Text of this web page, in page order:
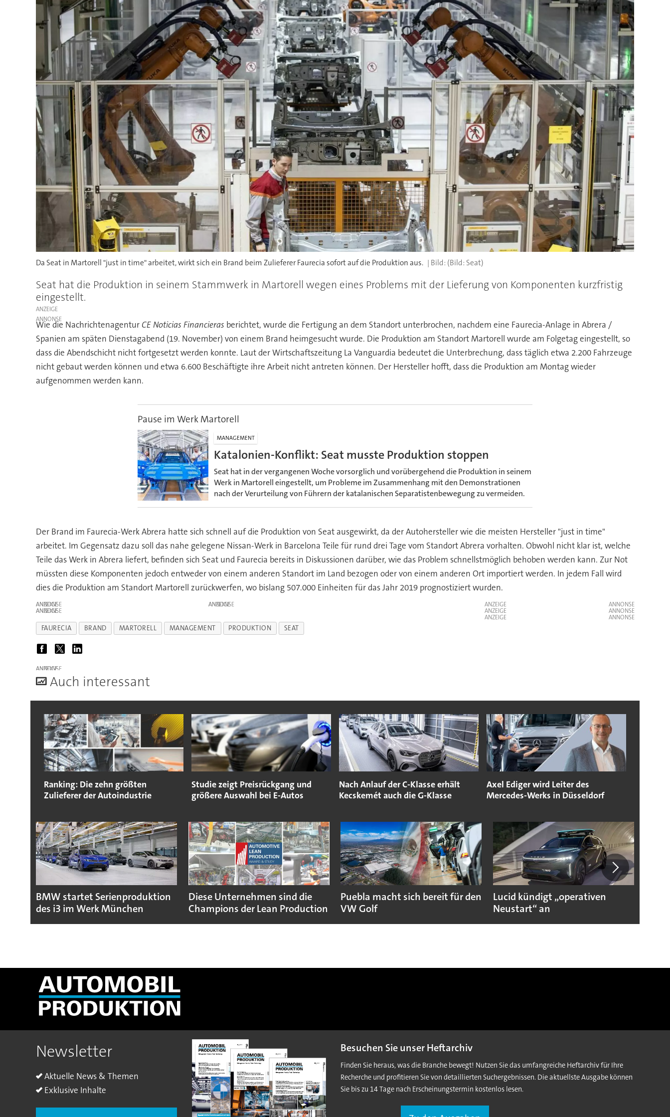
Da Seat in Martorell "just in time" arbeitet, wirkt sich ein Brand beim Zulieferer Faurecia sofort auf die Produktion aus. (Bild: Seat)
Seat hat die Produktion in seinem Stammwerk in Martorell wegen eines Problems mit der Lieferung von Komponenten kurzfristig
eingestellt.
ANZEIGE
Wie die Nachrichtenagentur CE Noticias Financieras berichtet, wurde die Fertigung an dem Standort unterbrochen, nachdem eine Faurecia-Anlage in Abrera /
Spanien am späten Dienstagabend (19. November) von einem Brand heimgesucht wurde. Die Produktion am Standort Martorell wurde am Folgetag eingestellt, so
dass die Abendschicht nicht fortgesetzt werden konnte. Laut der Wirtschaftszeitung La Vanguardia bedeutet die Unterbrechung, dass täglich etwa 2.200 Fahrzeuge
nicht gebaut werden können und etwa 6.600 Beschäftigte ihre Arbeit nicht antreten können. Der Hersteller hofft, dass die Produktion am Montag wieder
aufgenommen werden kann.
Pause im Werk Martorell
MANAGEMENT
Katalonien-Konflikt: Seat musste Produktion stoppen
Seat hat in der vergangenen Woche vorsorglich und vorübergehend die Produktion in seinem
Werk in Martorell eingestellt, um Probleme im Zusammenhang mit den Demonstrationen
nach der Verurteilung von Führern der katalanischen Separatistenbewegung zu vermeiden.
Der Brand im Faurecia-Werk Abrera hatte sich schnell auf die Produktion von Seat ausgewirkt, da der Autohersteller wie die meisten Hersteller "just in time"
arbeitet. Im Gegensatz dazu soll das nahe gelegene Nissan-Werk in Barcelona Teile für rund drei Tage vom Standort Abrera vorhalten. Obwohl nicht klar ist, welche
Teile das Werk in Abrera liefert, befinden sich Seat und Faurecia bereits in Diskussionen darüber, wie das Problem schnellstmöglich behoben werden kann. Zur Not
müssten diese Komponenten jedoch entweder von einem anderen Standort im Land bezogen oder von einem anderen Ort importiert werden. In jedem Fall wird
dies die Produktion am Standort Martorell zurückwerfen, wo bislang 507.000 Einheiten für das Jahr 2019 prognostiziert wurden.
ANZEIGE ANZEIGE
ANZEIGE
ANZEIGE
ANZEIGE
ANZEIGE
FAURECIA BRAND MARTORELL MANAGEMENT PRODUKTION SEAT
ANZEIGE
Auch interessant
Ranking: Die zehn größten
Zulieferer der Autoindustrie
Studie zeigt Preisrückgang und
größere Auswahl bei E-Autos
Nach Anlauf der C-Klasse erhält
Kecskemét auch die G-Klasse
Axel Ediger wird Leiter des
Mercedes-Werks in Düsseldorf
BMW startet Serienproduktion
des i3 im Werk München
Diese Unternehmen sind die
Champions der Lean Production
Puebla macht sich bereit für den
VW Golf
Lucid kündigt „operativen
Neustart“ an
Newsletter
Aktuelle News & Themen
Exklusive Inhalte
Besuchen Sie unser Heftarchiv
Finden Sie heraus, was die Branche bewegt! Nutzen Sie das umfangreiche Heftarchiv für Ihre
Recherche und profitieren Sie von detaillierten Suchergebnissen. Die aktuellste Ausgabe können
Sie bis zu 14 Tage nach Erscheinungstermin kostenlos lesen.